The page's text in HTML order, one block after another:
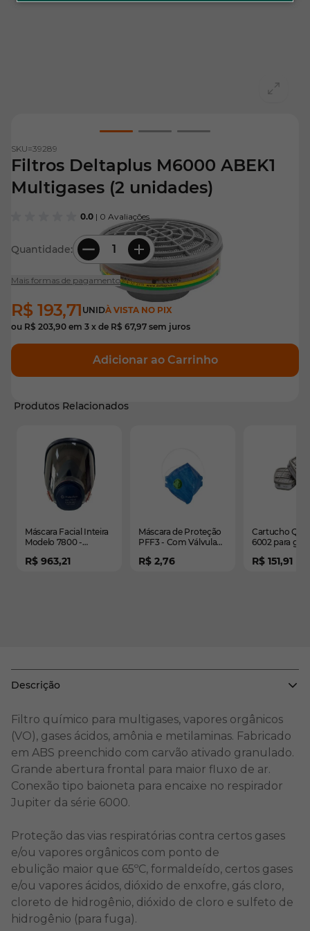
0.0 | 0 Avaliações
SKU=39289
Filtros Deltaplus M6000 ABEK1
Multigases (2 unidades)
Quantidade:
Mais formas de pagamento
R$ 193,71 UNIDÀ VISTA NO PIX
ou R$ 203,90 em 3 x de R$ 67,97 sem juros
Adicionar ao Carrinho
Produtos Relacionados
Máscara Facial Inteira
Modelo 7800 -
50891
R$ 963,21
Máscara de Proteção
PFF3 - Com Válvula
R$ 2,76
Cartucho
6002 para
R$ 151,91
Descrição
Filtro químico para multigases, vapores orgânicos
(VO), gases ácidos, amônia e metilaminas. Fabricado
em ABS preenchido com carvão ativado granulado.
Grande abertura frontal para maior fluxo de ar.
Conexão tipo baioneta para encaixe no respirador
Jupiter da série 6000.
Proteção das vias respiratórias contra certos gases
e/ou vapores orgânicos com ponto de
ebulição maior que 65ºC, formaldeído, certos gases
e/ou vapores ácidos, dióxido de enxofre, gás cloro,
cloreto de hidrogênio, dióxido de cloro e sulfeto de
hidrogênio (para fuga).